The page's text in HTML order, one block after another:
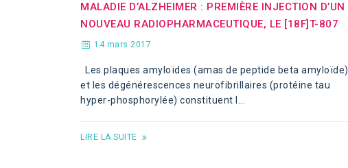
MALADIE D’ALZHEIMER : PREMIÈRE INJECTION D’UN
NOUVEAU RADIOPHARMACEUTIQUE, LE [18F]T-807
14 mars 2017
Les plaques amyloïdes (amas de peptide beta amyloïde)
et les dégénérescences neurofibrillaires (protéine tau
hyper-phosphorylée) constituent l...
LIRE LA SUITE